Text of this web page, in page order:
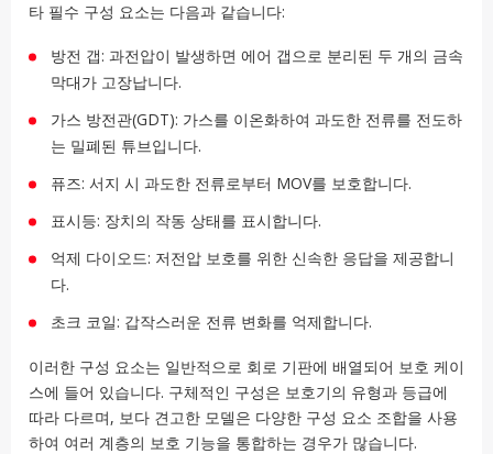
타 필수 구성 요소는 다음과 같습니다:
방전 갭: 과전압이 발생하면 에어 갭으로 분리된 두 개의 금속
막대가 고장납니다.
가스 방전관(GDT): 가스를 이온화하여 과도한 전류를 전도하
는 밀폐된 튜브입니다.
퓨즈: 서지 시 과도한 전류로부터 MOV를 보호합니다.
표시등: 장치의 작동 상태를 표시합니다.
억제 다이오드: 저전압 보호를 위한 신속한 응답을 제공합니
다.
초크 코일: 갑작스러운 전류 변화를 억제합니다.
이러한 구성 요소는 일반적으로 회로 기판에 배열되어 보호 케이
스에 들어 있습니다. 구체적인 구성은 보호기의 유형과 등급에
따라 다르며, 보다 견고한 모델은 다양한 구성 요소 조합을 사용
하여 여러 계층의 보호 기능을 통합하는 경우가 많습니다.